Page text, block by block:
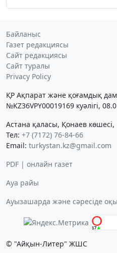
Байланыс
Газет редакциясы
Сайт редакциясы
Сайт туралы
Privacy Policy
ҚР Ақпарат және қоғамдық
№KZ36VPY00019169 куәлігі,
Астана қаласы, Қонаев көшесі,
Тел: +7 (7172) 76-84-66
Email: turkystan.kz@gmail.com
PDF | онлайн газет
Ауа райы
Ауызашарда және сәресіде
© "Айқын-Литер" ЖШС